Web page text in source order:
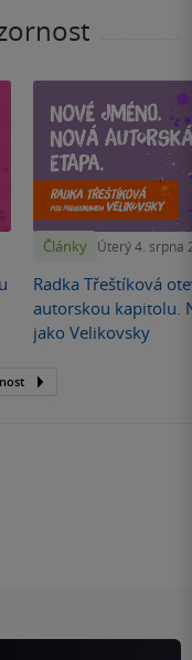
Články Úterý 4. srpna
Radka Třeštíková
autorskou kapitolu.
jako Velikovsky